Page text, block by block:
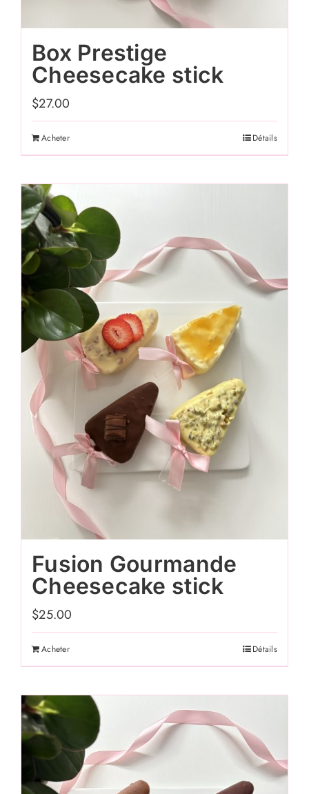
Box Prestige
Cheesecake stick
$27.00
Acheter Détails
Fusion Gourmande
Cheesecake stick
$25.00
Acheter Détails